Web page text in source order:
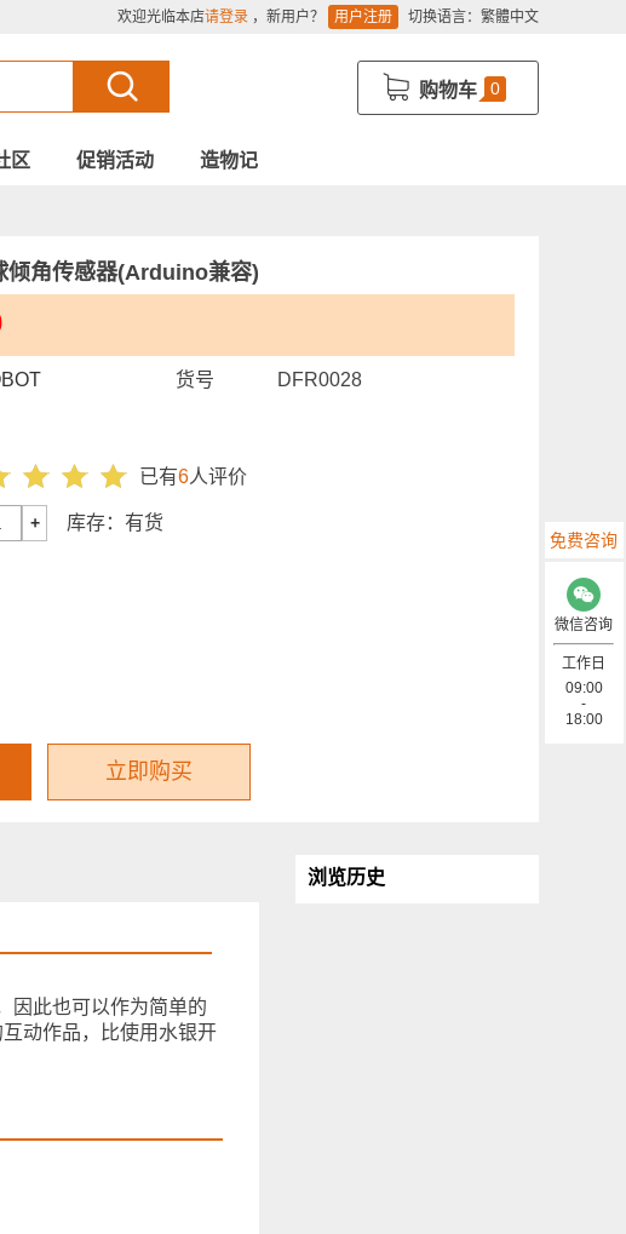
欢迎光临本店请登录 ，新用户？ 用户注册 切换语言： 繁體中文
购物车 0
区 促销活动 造物记
角传感器(Arduino兼容)
货号 DFR0028
已有6人评价
+ 库存： 有货
立即购买
因此也可以作为简单的
动作品，比使用水银开
浏览历史
免费咨询
微信咨询
工作日
09:00
-
18:00